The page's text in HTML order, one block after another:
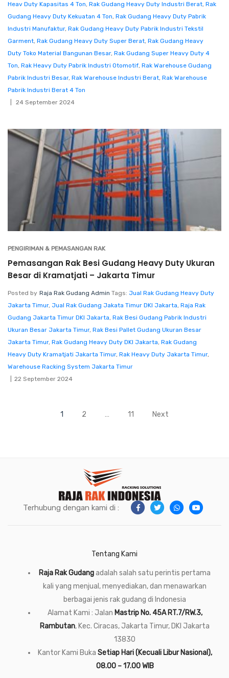
Heav Duty Kapasitas 4 Ton, Rak Gudang Heavy Duty Industri Berat, Rak
Gudang Heavy Duty Kekuatan 4 Ton, Rak Gudang Heavy Duty Pabrik
Industri Manufaktur, Rak Gudang Heavy Duty Pabrik Industri Tekstil
Garment, Rak Gudang Heavy Duty Super Berat, Rak Gudang Heavy
Duty Toko Material Bangunan Besar, Rak Gudang Super Heavy Duty 4
Ton, Rak Heavy Duty Pabrik Industri Otomotif, Rak Warehouse Gudang
Pabrik Industri Besar, Rak Warehouse Industri Berat, Rak Warehouse
Pabrik Industri Berat 4 Ton
24 September 2024
PENGIRIMAN & PEMASANGAN RAK
Pemasangan Rak Besi Gudang Heavy Duty Ukuran
Besar di Kramatjati – Jakarta Timur
Posted by Raja Rak Gudang Admin Tags: Jual Rak Gudang Heavy Duty
Jakarta Timur, Jual Rak Gudang Jakata Timur DKI Jakarta, Raja Rak
Gudang Jakarta Timur DKI Jakarta, Rak Besi Gudang Pabrik Industri
Ukuran Besar Jakarta Timur, Rak Besi Pallet Gudang Ukuran Besar
Jakarta Timur, Rak Gudang Heavy Duty DKI Jakarta, Rak Gudang
Heavy Duty Kramatjati Jakarta Timur, Rak Heavy Duty Jakarta Timur,
Warehouse Racking System Jakarta Timur
22 September 2024
1 2 … 11 Next
Terhubung dengan kami di :
Tentang Kami
Raja Rak Gudangadalah salah satu perintis pertama
kali yang menjual, menyediakan, dan menawarkan
berbagai jenis rak gudang di Indonesia
Alamat Kami : Jalan Mastrip No. 45A RT.7/RW.3,
Rambutan, Kec. Ciracas, Jakarta Timur, DKI Jakarta
13830
Kantor Kami Buka Setiap Hari (Kecuali Libur Nasional),
08.00 – 17.00 WIB